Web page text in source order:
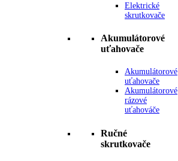
Elektrické
skrutkovače
Akumulátorové
uťahovače
Akumulátorové
uťahovače
Akumulátorové
rázové
uťahováče
Ručné
skrutkovače